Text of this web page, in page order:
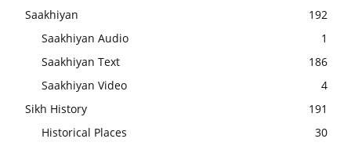
Saakhiyan
192
Saakhiyan Audio
1
Saakhiyan Text
186
Saakhiyan Video
4
Sikh History
191
Historical Places
30